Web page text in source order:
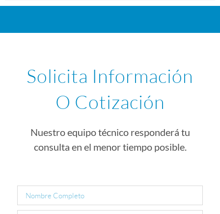
Solicita Información
O Cotización
Nuestro equipo técnico responderá tu
consulta en el menor tiempo posible.